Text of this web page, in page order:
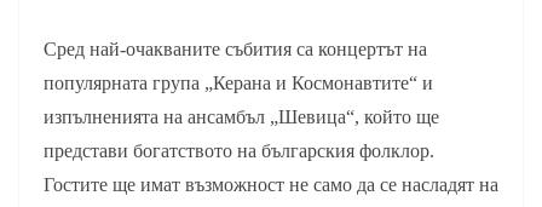
Сред най-очакваните събития са концертът на
популярната група „Керана и Космонавтите“ и
изпълненията на ансамбъл „Шевица“, който ще
представи богатството на българския фолклор.
Гостите ще имат възможност не само да се насладят на